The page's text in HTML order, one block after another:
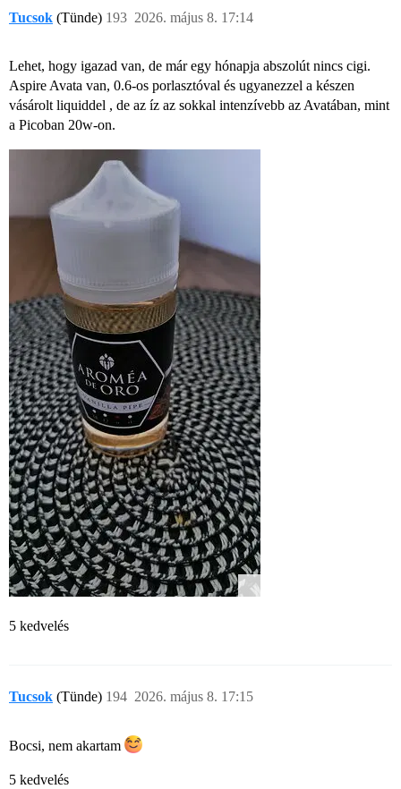
Tucsok (Tünde) 2026. május 8. 17:14
193
Lehet, hogy igazad van, de már egy hónapja abszolút nincs cigi.
Aspire Avata van, 0.6-os porlasztóval és ugyanezzel a készen
vásárolt liquiddel , de az íz az sokkal intenzívebb az Avatában, mint
a Picoban 20w-on.
5 kedvelés
Tucsok (Tünde) 2026. május 8. 17:15
194
Bocsi, nem akartam
5 kedvelés